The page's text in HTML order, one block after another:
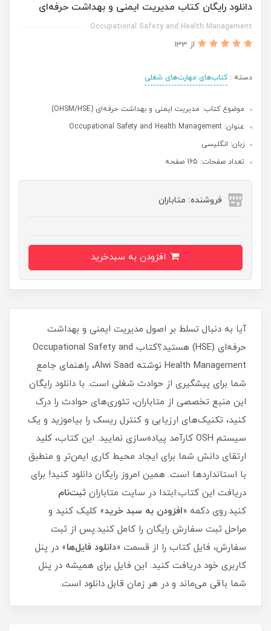
دانلود رایگان کتاب مدیریت ایمنی و بهداشت حرفه‌ای
Occupational Safety and Health Management
از 133
دسته :کتاب‌های مهارت‌های شغلی
موضوع کتاب: مدیریت ایمنی و بهداشت حرفه‌ای (OHSM/HSE)
عنوان: Occupational Safety and Health Management
زبان: انگلیسی
تعداد صفحات: 165 صفحه
فروشنده: متاباران
آیا به دنبال تسلط بر اصول مدیریت ایمنی و بهداشت
حرفه‌ای (HSE) هستید؟کتاب Occupational Safety and
Health Management نوشته Alwi Saad، راهنمای جامع
شما برای پیشگیری از حوادث شغلی است. با دانلود رایگان
این منبع تخصصی از متاباران، تئوری‌های حوادث را درک
کنید، تکنیک‌های ارزیابی و کنترل ریسک را بیاموزید و یک
سیستم OSH کارآمد پیاده‌سازی نمایید. این کتاب، کلید
ارتقای دانش شما برای ایجاد محیط کاری ایمن‌تر و منطبق
با استانداردها است. همین امروز رایگان دانلود کنید! برای
دریافت این کتاب:ابتدا در سایت متاباران ثبت‌نام
کنید.روی دکمه «افزودن به سبد خرید» کلیک کنید و
مراحل ثبت سفارش رایگان را کامل کنید.پس از ثبت
سفارش، فایل کتاب را از قسمت «دانلود فایل‌ها» در پنل
کاربری خود دریافت کنید. این فایل برای همیشه در پنل
شما باقی می‌ماند و در هر زمان قابل دانلود است.